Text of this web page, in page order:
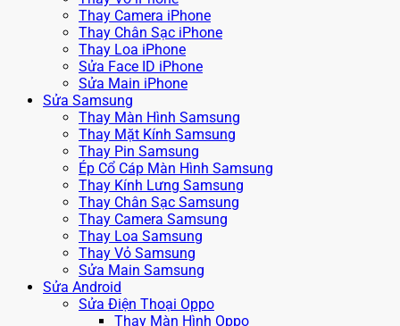
Thay Camera iPhone
Thay Chân Sạc iPhone
Thay Loa iPhone
Sửa Face ID iPhone
Sửa Main iPhone
Sửa Samsung
Thay Màn Hình Samsung
Thay Mặt Kính Samsung
Thay Pin Samsung
Ép Cổ Cáp Màn Hình Samsung
Thay Kính Lưng Samsung
Thay Chân Sạc Samsung
Thay Camera Samsung
Thay Loa Samsung
Thay Vỏ Samsung
Sửa Main Samsung
Sửa Android
Sửa Điện Thoại Oppo
Thay Màn Hình Oppo